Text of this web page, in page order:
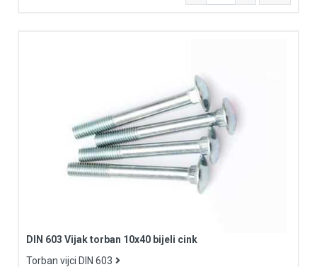
DIN 603 Vijak torban 10x40 bijeli cink
Torban vijci DIN 603